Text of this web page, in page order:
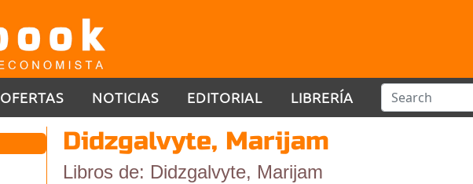
OFERTAS NOTICIAS EDITORIAL LIBRERÍA
Didzgalvyte, Marijam
Libros de: Didzgalvyte, Marijam